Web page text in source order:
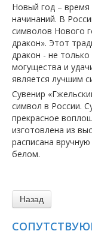
Новый год –
начинаний. В
символов Нового
дракон». Этот
дракон - не
могущества и
является лучшим
Сувенир
символ в России.
прекрасное
изготовлена ​​из
расписана
белом.